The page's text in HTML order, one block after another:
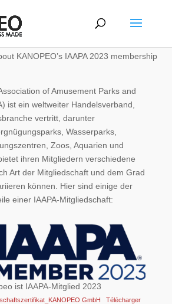
KANOPEO’s IAAPA 2023 membership
of Amusement Parks and
ist ein weltweiter Handelsverband,
vertritt, darunter
Wasserparks,
Zoos, Aquarien und
ihren Mitgliedern verschiedene
Art der Mitgliedschaft und dem Grad
können. Hier sind einige der
einer IAAPA-Mitgliedschaft:
ist IAAPA-Mitglied 2023
GmbH Télécharger